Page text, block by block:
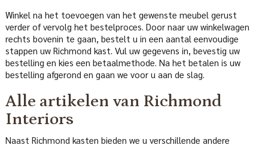
Winkel na het toevoegen van het gewenste meubel gerust
verder of vervolg het bestelproces. Door naar uw winkelwagen
rechts bovenin te gaan, bestelt u in een aantal eenvoudige
stappen uw Richmond kast. Vul uw gegevens in, bevestig uw
bestelling en kies een betaalmethode. Na het betalen is uw
bestelling afgerond en gaan we voor u aan de slag.
Alle artikelen van Richmond
Interiors
Naast Richmond kasten bieden we u verschillende andere